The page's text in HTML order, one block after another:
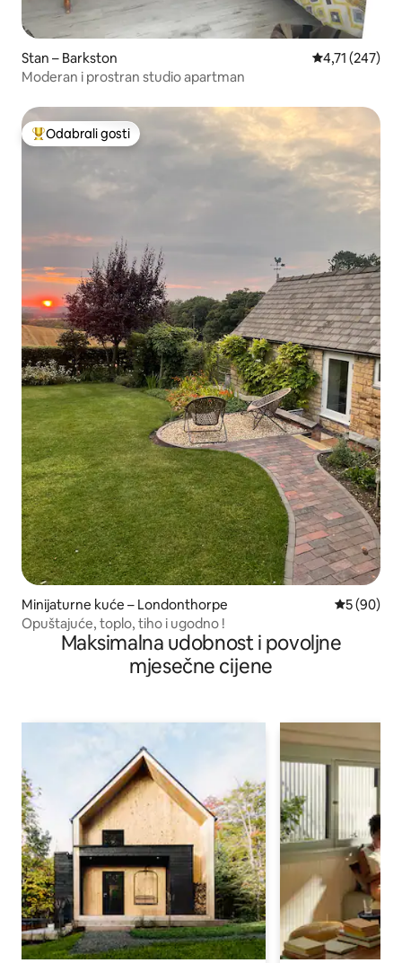
Stan – Barkston Prosječna
4,71 (247)
Moderan i prostran studio apartman
Među najviše rangiranima s oznakom „Odabrali gosti”
Odabrali gosti
Minijaturne kuće – Londonthorpe Prosječna
5 (90)
Opuštajuće, toplo, tiho i ugodno !
Maksimalna udobnost i povoljne
mjesečne cijene